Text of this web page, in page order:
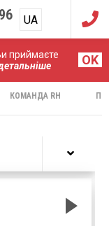
приймаєте
OK
UA
RU
КОМАНДА RH